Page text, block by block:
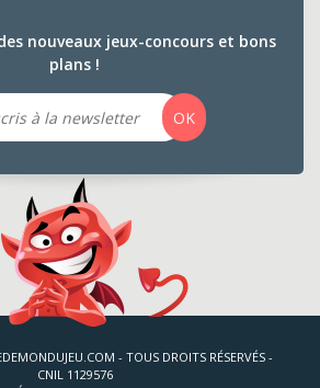
nouveaux jeux-concours et bons
plans !
OK
- TOUS DROITS RÉSERVÉS -
CNIL 1129576